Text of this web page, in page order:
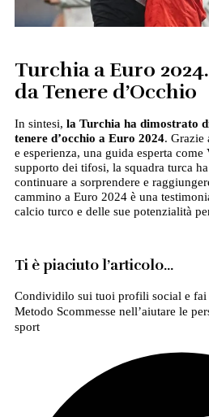
Turchia a Euro
da Tenere d’Occhio
In sintesi, la Turchia ha dimostrato
tenere d’occhio a Euro 2024. Grazie
e esperienza, una guida esperta
supporto dei tifosi, la squadra turca
continuare a sorprendere e
cammino a Euro 2024 è una
calcio turco e delle sue potenzialità
Ti è piaciuto l’articolo…
Condividilo sui tuoi profili social e fai
Metodo Scommesse nell’aiutare le
sport